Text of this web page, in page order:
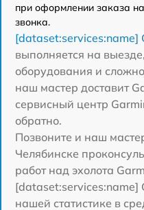
при оформлении заказа
звонка.
[dataset:services:name]
выполняется на
оборудования и
наш мастер доставит
сервисный центр
обратно.
Позвоните и наш
Челябинске
работ над эхолота
[dataset:services:name]
нашей статистике в